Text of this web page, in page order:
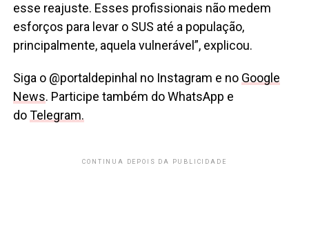
esse reajuste. Esses profissionais não medem
esforços para levar o SUS até a população,
principalmente, aquela vulnerável”, explicou.
Siga o @portaldepinhal no Instagram e no Google
News. Participe também do WhatsApp e
doTelegram.
CONTINUA DEPOIS DA PUBLICIDADE